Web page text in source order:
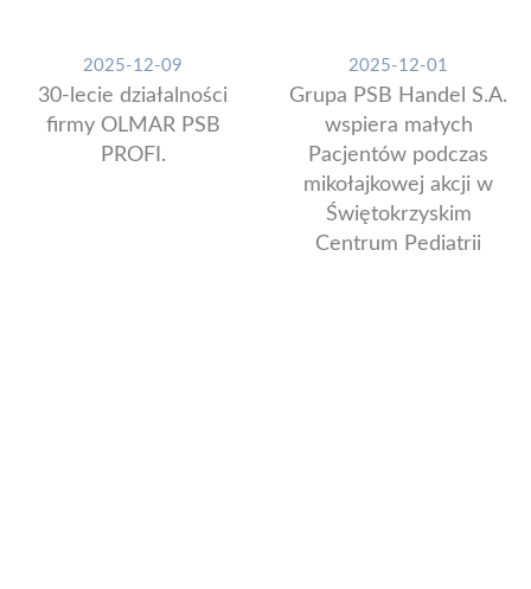
2025-12-09
30-lecie działalności
firmy OLMAR PSB
PROFI.
2025-12-01
Grupa PSB Handel S.A.
wspiera małych
Pacjentów podczas
mikołajkowej akcji w
Świętokrzyskim
Centrum Pediatrii